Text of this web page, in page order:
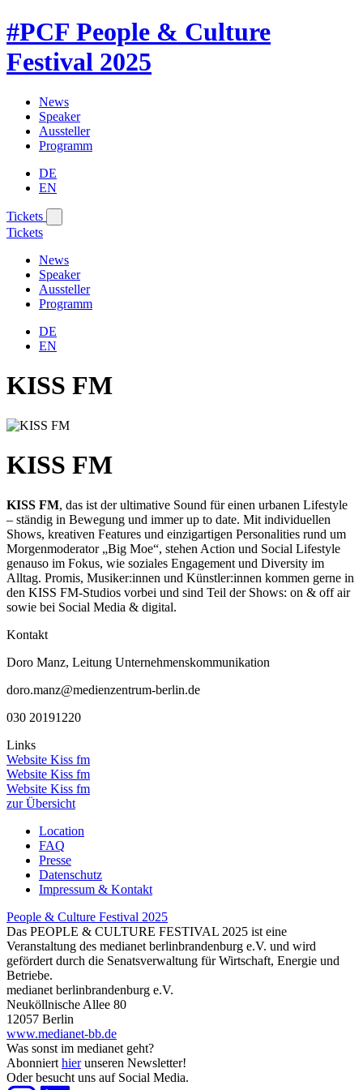
#PCF People & Culture
Festival 2025
News
Speaker
Aussteller
Programm
DE
EN
Tickets
Tickets
News
Speaker
Aussteller
Programm
DE
EN
KISS FM
KISS FM
KISS FM, das ist der ultimative Sound für einen urbanen Lifestyle
– ständig in Bewegung und immer up to date. Mit individuellen
Shows, kreativen Features und einzigartigen Personalities rund um
Morgenmoderator „Big Moe“, stehen Action und Social Lifestyle
genauso im Fokus, wie soziales Engagement und Diversity im
Alltag. Promis, Musiker:innen und Künstler:innen kommen gerne in
den KISS FM-Studios vorbei und sind Teil der Shows: on & off air
sowie bei Social Media & digital.
Kontakt
Doro Manz, Leitung Unternehmenskommunikation
doro.manz@medienzentrum-berlin.de
030 20191220
Links
Website Kiss fm
Website Kiss fm
Website Kiss fm
zur Übersicht
Location
FAQ
Presse
Datenschutz
Impressum & Kontakt
People & Culture Festival 2025
Das PEOPLE & CULTURE FESTIVAL 2025 ist eine
Veranstaltung des medianet berlinbrandenburg e.V. und wird
gefördert durch die Senatsverwaltung für Wirtschaft, Energie und
Betriebe.
medianet berlinbrandenburg e.V.
Neuköllnische Allee 80
12057 Berlin
www.medianet-bb.de
Was sonst im medianet geht?
Abonniert hierunseren Newsletter!
Oder besucht uns auf Social Media.